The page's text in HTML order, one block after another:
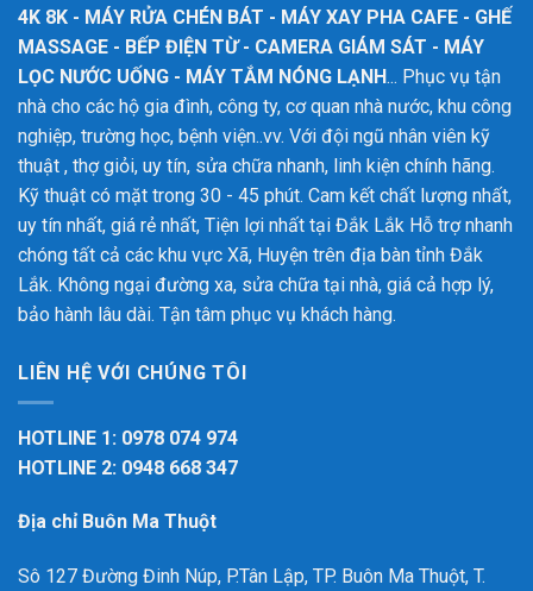
4K 8K - MÁY RỬA CHÉN BÁT - MÁY XAY PHA CAFE - GHẾ
MASSAGE - BẾP ĐIỆN TỪ - CAMERA GIÁM SÁT - MÁY
LỌC NƯỚC UỐNG - MÁY TẮM NÓNG LẠNH... Phục vụ tận
nhà cho các hộ gia đình, công ty, cơ quan nhà nước, khu công
nghiệp, trường học, bệnh viện..vv. Với đội ngũ nhân viên kỹ
thuật , thợ giỏi, uy tín, sửa chữa nhanh, linh kiện chính hãng.
Kỹ thuật có mặt trong 30 - 45 phút. Cam kết chất lượng nhất,
uy tín nhất, giá rẻ nhất, Tiện lợi nhất tại Đắk Lắk Hỗ trợ nhanh
chóng tất cả các khu vực Xã, Huyện trên địa bàn tỉnh Đắk
Lắk. Không ngại đường xa, sửa chữa tại nhà, giá cả hợp lý,
bảo hành lâu dài. Tận tâm phục vụ khách hàng.
LIÊN HỆ VỚI CHÚNG TÔI
HOTLINE 1: 0978 074 974
HOTLINE 2: 0948 668 347
Địa chỉ Buôn Ma Thuột
Sô 127 Đường Đinh Núp, P.Tân Lập, TP. Buôn Ma Thuột, T.